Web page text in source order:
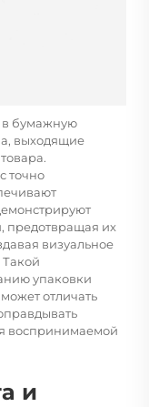
в бумажную
выходящие
точно
предотвращая их
визуальное
упаковки
отличать
воспринимаемой
и